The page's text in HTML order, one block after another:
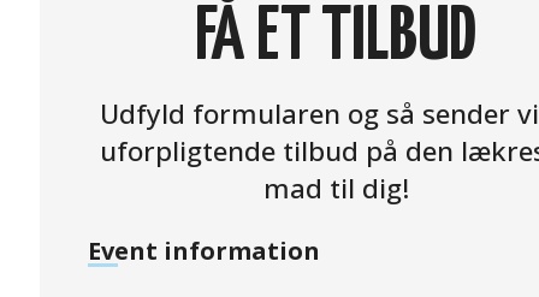
FÅ ET TILBUD
Udfyld formularen og så sender
uforpligtende tilbud på den
mad til dig!
Event information